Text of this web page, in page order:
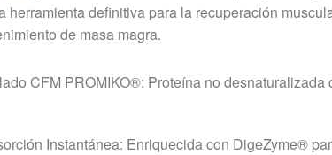
herramienta definitiva para la recuperación
de masa magra.
CFM PROMIKO®: Proteína no desnaturalizada
Instantánea: Enriquecida con DigeZyme®